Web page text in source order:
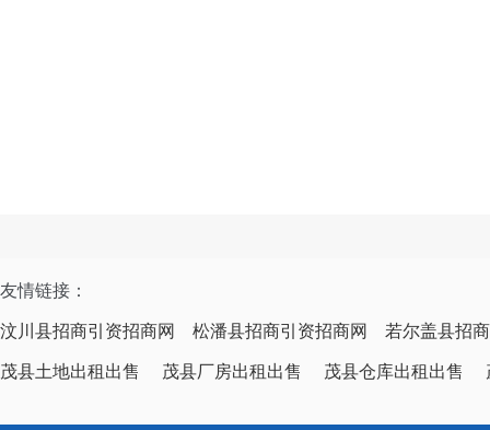
友情链接：
汶川县招商引资招商网 松潘县招商引资招商网 若尔盖县招
茂县土地出租出售 茂县厂房出租出售 茂县仓库出租出售